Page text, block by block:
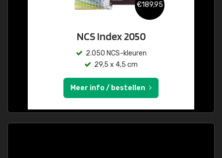
€189,95
NCS Index 2050
2.050 NCS-kleuren
29,5 x 4,5 cm
Meer info / bestellen